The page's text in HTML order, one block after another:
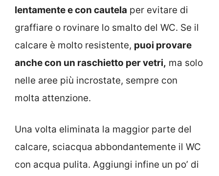
lentamente e con cautela per evitare di
graffiare o rovinare lo smalto del WC. Se il
calcare è molto resistente, puoi provare
anche con un raschietto per vetri, ma solo
nelle aree più incrostate, sempre con
molta attenzione.
Una volta eliminata la maggior parte del
calcare, sciacqua abbondantemente il WC
con acqua pulita. Aggiungi infine un po’ di